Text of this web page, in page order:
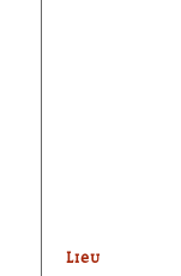
LIEU